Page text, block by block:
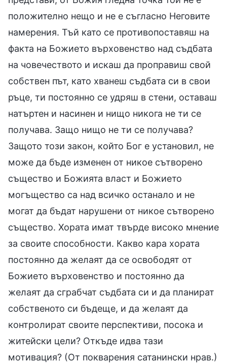
положително нещо и не е съгласно Неговите
намерения. Тъй като се противопоставяш на
факта на Божието върховенство над съдбата
на човечеството и искаш да проправиш свой
собствен път, като хванеш съдбата си в свои
ръце, ти постоянно се удряш в стени, оставаш
натъртен и насинен и нищо никога не ти се
получава. Защо нищо не ти се получава?
Защото този закон, който Бог е установил, не
може да бъде изменен от никое сътворено
същество и Божията власт и Божието
могъщество са над всичко останало и не
могат да бъдат нарушени от никое сътворено
същество. Хората имат твърде високо мнение
за своите способности. Какво кара хората
постоянно да желаят да се освободят от
Божието върховенство и постоянно да
желаят да сграбчат съдбата си и да планират
собственото си бъдеще, и да желаят да
контролират своите перспективи, посока и
житейски цели? Откъде идва тази
мотивация? (От покварения сатанински нрав.)